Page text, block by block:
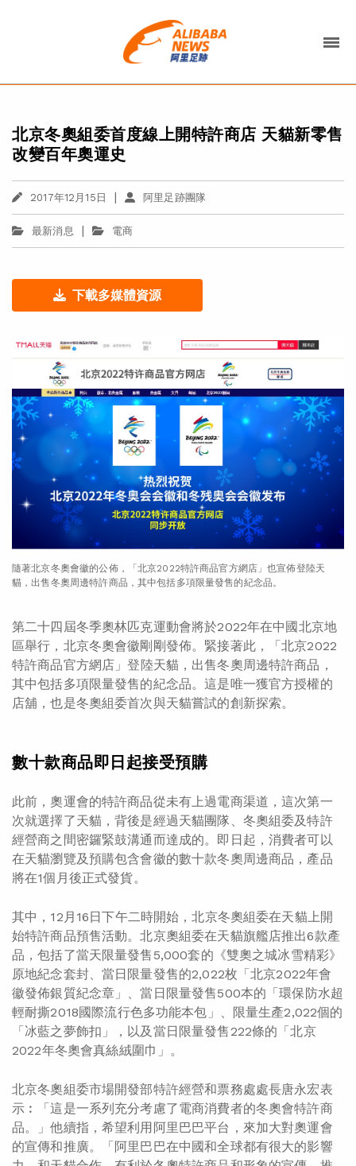
北京冬奧組委首度線上開特許商店 天貓新零售
改變百年奧運史
2017年12月15日 | 阿里足跡團隊
最新消息 | 電商
下載多媒體資源
隨著北京冬奧會徽的公佈，「北京2022特許商品官方網店」也宣佈登陸天
貓，出售冬奧周邊特許商品，其中包括多項限量發售的紀念品。
第二十四屆冬季奧林匹克運動會將於2022年在中國北京地
區舉行，北京冬奧會徽剛剛發佈。緊接著此，
「北京2022
特許商品官方網店」登陸天貓，出售冬奧周邊特許商品，
其中包括多項限量發售的紀念品。這是唯一獲官方授權的
店舖，也是冬奧組委首次與天貓嘗試的創新探索。
數十款商品即日起接受預購
此前，奧運會的特許商品從未有上過電商渠道，這次第一
次就選擇了天貓，背後是經過天貓團隊、冬奧組委及特許
經營商之間密鑼緊鼓溝通而達成的。即日起，消費者可以
在天貓瀏覽及預購包含會徽的數十款冬奧周邊商品，產品
將在1個月後正式發貨。
其中，12月16日下午二時開始，北京冬奧組委在天貓上開
始特許商品預售活動。北京奧組委在天貓旗艦店推出6款產
品，包括了當天限量發售5,000套的《雙奧之城冰雪精彩》
原地紀念套封、當日限量發售的2,022枚「北京2022年會
徽發佈銀質紀念章」、當日限量發售500本的「環保防水超
輕耐撕2018國際流行色多功能本包」、限量生產2,022個的
「冰藍之夢飾扣」，以及當日限量發售222條的「北京
2022年冬奧會真絲絨圍巾」。
北京冬奧組委市場開發部特許經營和票務處處長唐永宏表
示︰「這是一系列充分考慮了電商消費者的冬奧會特許商
品。」他續指，希望利用阿里巴巴平台，來加大對奧運會
的宣傳和推廣。「阿里巴巴在中國和全球都有很大的影響